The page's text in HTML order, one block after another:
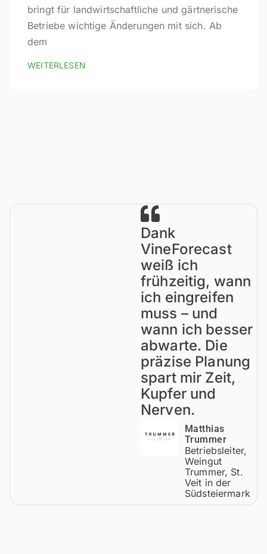
bringt für landwirtschaftliche und gärtnerische
Betriebe wichtige Änderungen mit sich. Ab
dem
WEITERLESEN
Dank
VineForecast
weiß ich
frühzeitig, wann
ich eingreifen
muss – und
wann ich besser
abwarte. Die
präzise Planung
spart mir Zeit,
Kupfer und
Nerven.
Matthias
Trummer
Betriebsleiter,
Weingut
Trummer, St.
Veit in der
Südsteiermark